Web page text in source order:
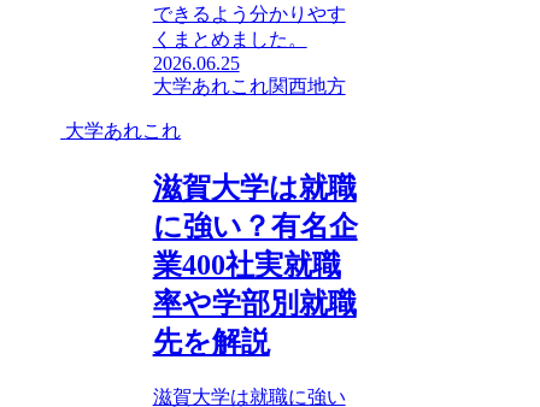
できるよう分かりやす
くまとめました。
2026.06.25
大学あれこれ関西地方
大学あれこれ
滋賀大学は就職
に強い？有名企
業400社実就職
率や学部別就職
先を解説
滋賀大学は就職に強い